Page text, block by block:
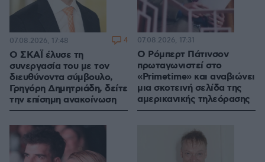
Ο ΣΚΑΪ έλυσε τη
συνεργασία του με τον
διευθύνοντα σύμβουλο,
Γρηγόρη Δημητριάδη, δείτε
την επίσημη ανακοίνωση
07.08.2026, 17:48 4
Ο Ρόμπερτ Πάτινσον
πρωταγωνιστεί στο
«Primetime» και αναβιώνει
μια σκοτεινή σελίδα της
αμερικανικής τηλεόρασης
07.08.2026, 17:31